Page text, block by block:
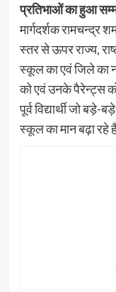
प्रतिभाओं का हुआ
मार्गदर्शक रामचन्द्र
स्तर से ऊपर राज्य,
स्कूल का एवं जिले का
को एवं उनके पैरेन्ट्स
पूर्व विद्यार्थी जो
स्कूल का मान बढ़ा रहे